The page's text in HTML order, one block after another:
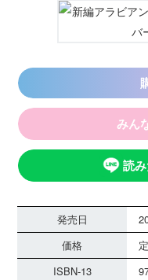
みん
読
発売日
価格
ISBN-13